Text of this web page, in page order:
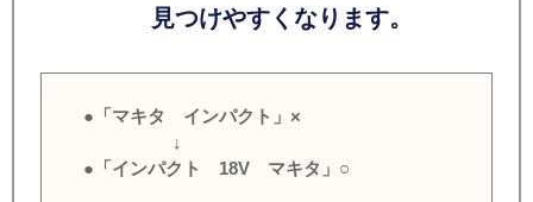
見つけやすくなります。
●「マキタ インパクト」×
↓
●「インパクト 18V マキタ」○